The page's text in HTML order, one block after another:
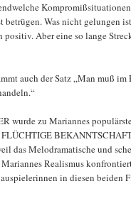
betrügen. Was nicht gelungen
positiv. Aber eine so lange
auch der Satz „Man muß
wurde zu Mariannes
das Melodramatische und
Realismus
in diesen beiden